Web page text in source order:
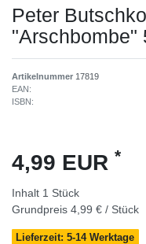
Peter
"Arschbombe"
Artikelnummer 17819
EAN:
ISBN:
4,99 EUR *
Inhalt 1 Stück
Grundpreis 4,99 € / Stück
Lieferzeit: 5-14 Werktage